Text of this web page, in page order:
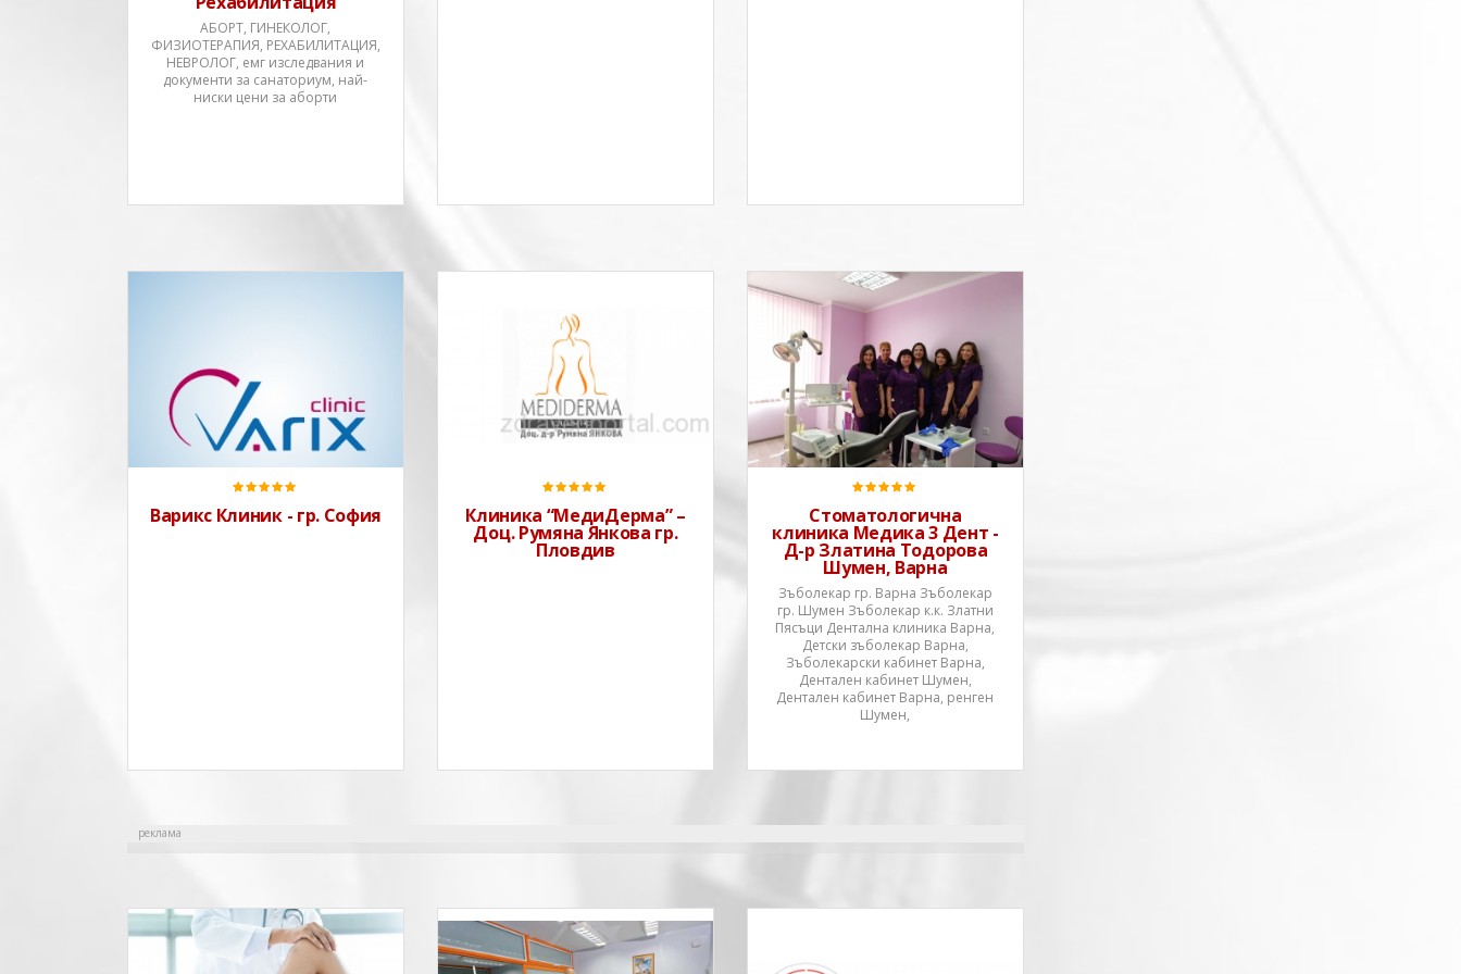
АБОРТ, ГИНЕКОЛОГ,
ФИЗИОТЕРАПИЯ, РЕХАБИЛИТАЦИЯ,
НЕВРОЛОГ, емг изследвания и
документи за санаториум, най-
ниски цени за аборти
Варикс Клиник - гр. София
Доц. Р. Янкова – дерматолог и
алерголог, и нейните
сътрудници – дерматолози и
медицински сестри, са на Ваше
разположение за всички
болестни и естетични
проблеми, свързани с кожата,
подкожната мастна
Клиника “МедиДерма” –
Доц. Румяна Янкова гр.
Пловдив
Медика 3 Дент – Д-р Златина
ТодороваДентални кабинети -
в гр.Шумен,Варна и кк Златни
пясъци.Здраве, красота,
благополучие Д-р Тодорова и
нейният екип работят за
повишаването на вашия
стандарт и качеството на
живот,за повдигането на
вашето самочув
Стоматологична
клиника Медика 3 Дент -
Д-р Златина Тодорова
Шумен, Варна
Зъболекар гр. Варна Зъболекар
гр. Шумен Зъболекар к.к. Златни
Пясъци Дентална клиника Варна,
Детски зъболекар Варна,
Зъболекарски кабинет Варна,
Дентален кабинет Шумен,
Дентален кабинет Варна, ренген
Шумен,
реклама